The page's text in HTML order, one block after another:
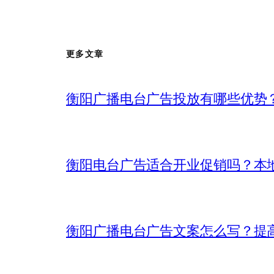
更多文章
衡阳广播电台广告投放有哪些优
衡阳电台广告适合开业促销吗？
衡阳广播电台广告文案怎么写？